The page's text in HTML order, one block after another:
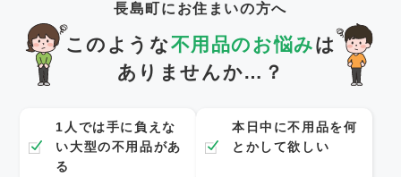
長島町にお住まいの方へ
このような不用品のお悩みは
ありませんか…？
1人では手に負えな
い大型の不用品があ
る
本日中に不用品を何
とかして欲しい